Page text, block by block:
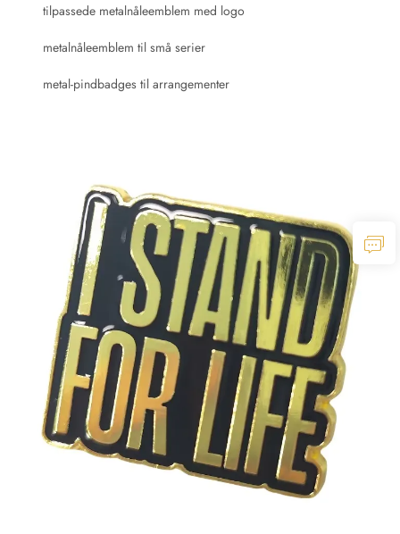
tilpassede metalnåleemblem med logo
metalnåleemblem til små serier
metal-pindbadges til arrangementer